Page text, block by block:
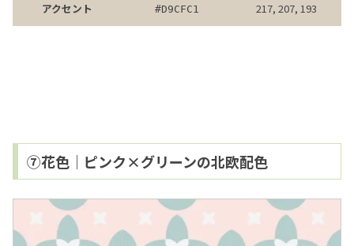
アクセント #D9CFC1 217, 207, 193
⑦花色｜ピンク×グリーンの北欧配色